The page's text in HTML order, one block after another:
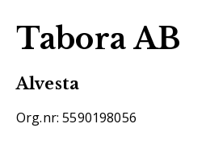
Tabora AB
Alvesta
Org.nr: 5590198056